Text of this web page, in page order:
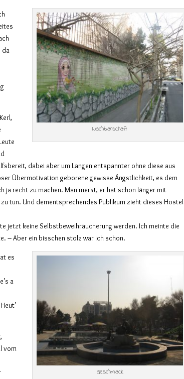
Nachbarschaft
da
dabei aber um Längen entspannter ohne diese aus
Übermotivation geborene gewisse Ängstlichkeit, es dem
ja recht zu machen. Man merkt, er hat schon länger mit
tun. Und dementsprechendes Publikum zieht dieses Hostel
jetzt keine Selbstbeweihräucherung werden. Ich meinte die
– Aber ein bisschen stolz war ich schon.
Geschmack
es
a
vom